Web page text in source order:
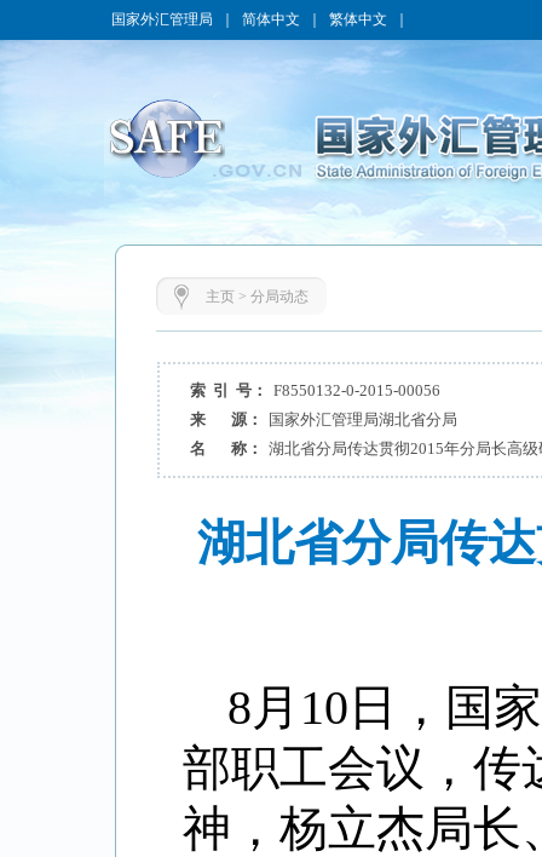
国家外汇管理局 简体中文 繁体中文
主页> 分局动态
索 引 号：
F8550132-0-2015-00056
来 源：
国家外汇管理局湖北省分局
名 称：
湖北省分局传达贯彻2015年分局长高
湖北省分局传
8月 10 日，国
部职工会议，传
神，杨立杰局长